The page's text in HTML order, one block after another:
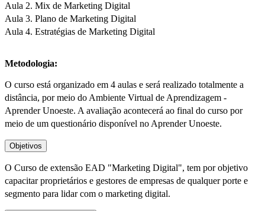
Aula 2. Mix de Marketing Digital
Aula 3. Plano de Marketing Digital
Aula 4. Estratégias de Marketing Digital
Metodologia:
O curso está organizado em 4 aulas e será realizado totalmente a
distância, por meio do Ambiente Virtual de Aprendizagem -
Aprender Unoeste. A avaliação acontecerá ao final do curso por
meio de um questionário disponível no Aprender Unoeste.
Objetivos
O Curso de extensão EAD "Marketing Digital", tem por objetivo
capacitar proprietários e gestores de empresas de qualquer porte e
segmento para lidar com o marketing digital.